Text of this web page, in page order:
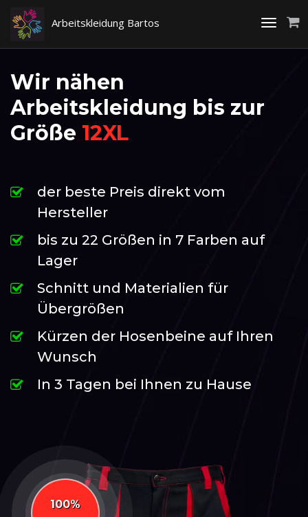
Toggle
Arbeitskleidung Bartos
Wir nähen
Arbeitskleidung bis zur
Größe 12XL
der beste Preis direkt vom
Hersteller
bis zu 22 Größen in 7 Farben auf
Lager
Schnitt und Materialien für
Übergrößen
Kürzen der Hosenbeine auf Ihren
Wunsch
In 3 Tagen bei Ihnen zu Hause
100%